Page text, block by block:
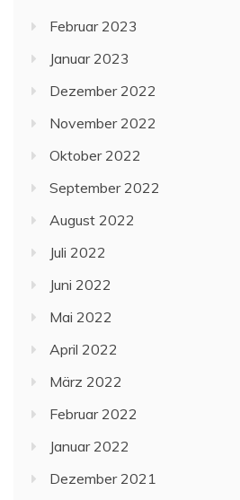
Februar 2023
Januar 2023
Dezember 2022
November 2022
Oktober 2022
September 2022
August 2022
Juli 2022
Juni 2022
Mai 2022
April 2022
März 2022
Februar 2022
Januar 2022
Dezember 2021